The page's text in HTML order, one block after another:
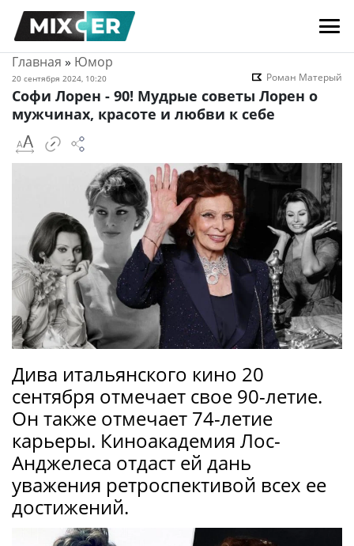
Главная » Юмор
20 сентября 2024, 10:20 Роман Матерый
Софи Лорен - 90! Мудрые советы Лорен о
мужчинах, красоте и любви к себе
Дива итальянского кино 20
сентября отмечает свое 90-летие.
Он также отмечает 74-летие
карьеры. Киноакадемия Лос-
Анджелеса отдаст ей дань
уважения ретроспективой всех ее
достижений.